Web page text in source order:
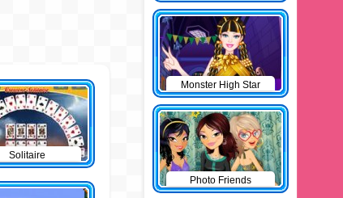
Solitaire
Monster High Star
Photo Friends